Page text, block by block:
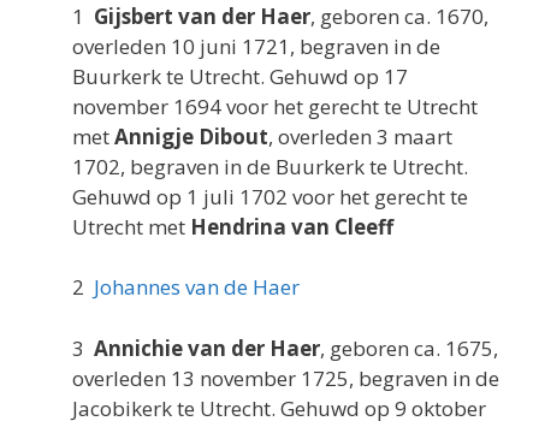
1 Gijsbert van der Haer, geboren ca. 1670,
overleden 10 juni 1721, begraven in de
Buurkerk te Utrecht. Gehuwd op 17
november 1694 voor het gerecht te Utrecht
metAnnigje Dibout, overleden 3 maart
1702, begraven in de Buurkerk te Utrecht.
Gehuwd op 1 juli 1702 voor het gerecht te
Utrecht met Hendrina van Cleeff
2 Johannes van de Haer
3 Annichie van der Haer, geboren ca. 1675,
overleden 13 november 1725, begraven in de
Jacobikerk te Utrecht. Gehuwd op 9 oktober